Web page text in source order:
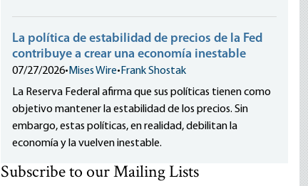
La política de estabilidad de precios de la Fed
contribuye a crear una economía inestable
07/27/2026• Mises Wire• Frank Shostak
La Reserva Federal afirma que sus políticas tienen como
objetivo mantener la estabilidad de los precios. Sin
embargo, estas políticas, en realidad, debilitan la
economía y la vuelven inestable.
Subscribe to our Mailing Lists